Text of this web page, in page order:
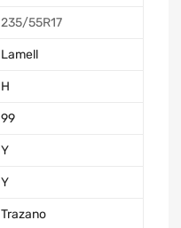
235/55R17
Lamell
H
99
Y
Y
Trazano